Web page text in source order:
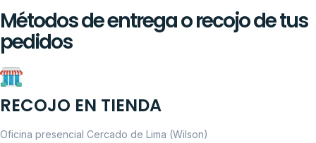
Métodos de entrega o recojo de tus
pedidos
RECOJO EN TIENDA
Oficina presencial Cercado de Lima (Wilson)